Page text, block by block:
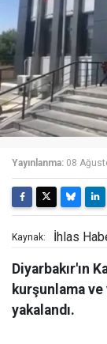
Yayınlanma: 08
Kaynak: İhlas
Diyarbakır'ın
kurşunlama ve
yakalandı.